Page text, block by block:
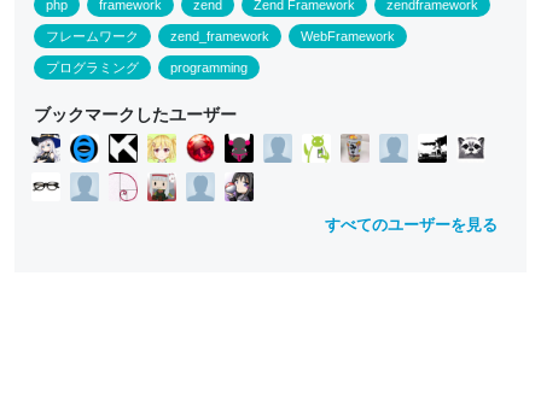
php framework zend Zend Framework zendframework
フレームワーク zend_framework WebFramework
プログラミング programming
ブックマークしたユーザー
すべてのユーザーを見る